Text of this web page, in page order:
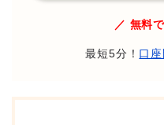
／ 無料
最短5分！ 口